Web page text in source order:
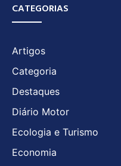
CATEGORIAS
Artigos
Categoria
Destaques
Diário Motor
Ecologia e Turismo
Economia